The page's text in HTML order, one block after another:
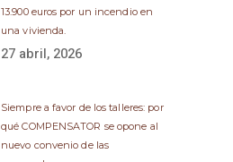
13.900 euros por un incendio en
una vivienda.
27 abril, 2026
Siempre a favor de los talleres: por
qué COMPENSATOR se opone al
nuevo convenio de las